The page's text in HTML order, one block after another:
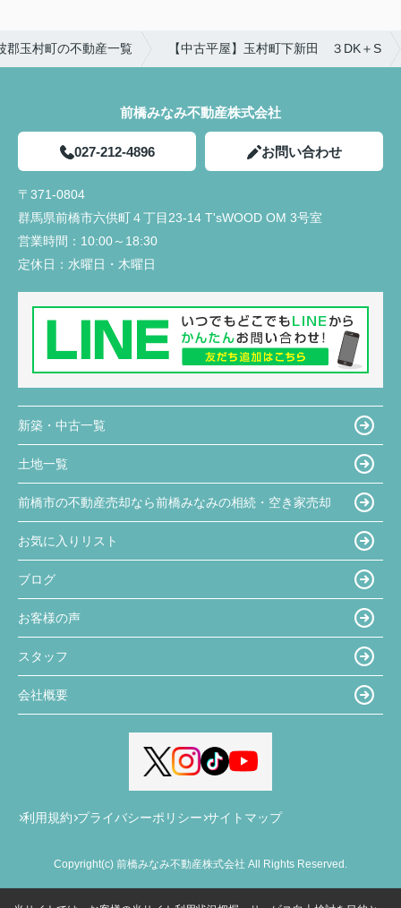
郡玉村町の不動産一覧 【中古平屋】玉村町下新田 ３DK＋S
前橋みなみ不動産株式会社
027-212-4896 お問い合わせ
〒371-0804
群馬県前橋市六供町４丁目23‐14 T'sWOOD OM 3号室
営業時間： 10:00～18:30
定休日： 水曜日・木曜日
新築・中古一覧
土地一覧
前橋市の不動産売却なら前橋みなみの相続・空き家売却
お気に入りリスト
ブログ
お客様の声
スタッフ
会社概要
利用規約 プライバシーポリシー サイトマップ
Copyright(c) 前橋みなみ不動産株式会社 All Rights Reserved.